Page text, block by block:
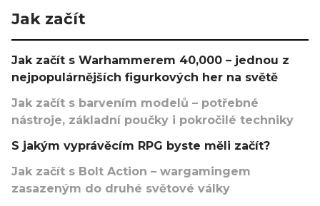
Jak začít
Jak začít s Warhammerem 40,000 – jednou z
nejpopulárnějších figurkových her na světě
Jak začít s barvením modelů – potřebné
nástroje, základní poučky i pokročilé techniky
S jakým vyprávěcím RPG byste měli začít?
Jak začít s Bolt Action – wargamingem
zasazeným do druhé světové války